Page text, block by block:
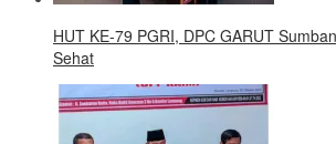
HUT KE-79 PGRI, DPC GARUT
Sehat